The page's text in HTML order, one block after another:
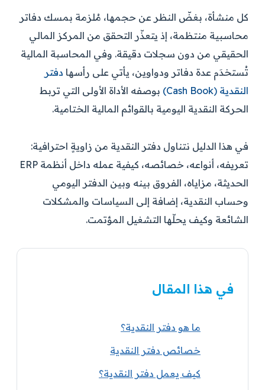
كل منشأة، بغضّ النظر عن حجمها، مُلزمة بمسك دفاتر
محاسبية منتظمة، إذ يتعذّر التحقق من المركز المالي
الحقيقي من دون سجلات دقيقة. وفي المحاسبة المالية
تُستخدَم عدة دفاتر ودواوين، يأتي على رأسها دفتر
النقدية (Cash Book)
بوصفه الأداة الأولى التي تربط
الحركة النقدية اليومية بالقوائم المالية الختامية.
في هذا الدليل نتناول دفتر النقدية من زاويةٍ احترافية:
تعريفه، أنواعه، خصائصه، كيفية عمله داخل أنظمة ERP
الحديثة، مزاياه، الفروق بينه وبين الدفتر اليومي
وحساب النقدية، إضافة إلى السياسات والمشكلات
الشائعة وكيف يحلّها التشغيل المؤتمت.
في هذا المقال
ما هو دفتر النقدية؟
خصائص دفتر النقدية
كيف يعمل دفتر النقدية؟